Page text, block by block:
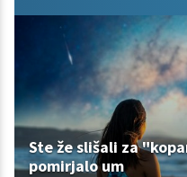
Ste že slišali za
pomirjalo um